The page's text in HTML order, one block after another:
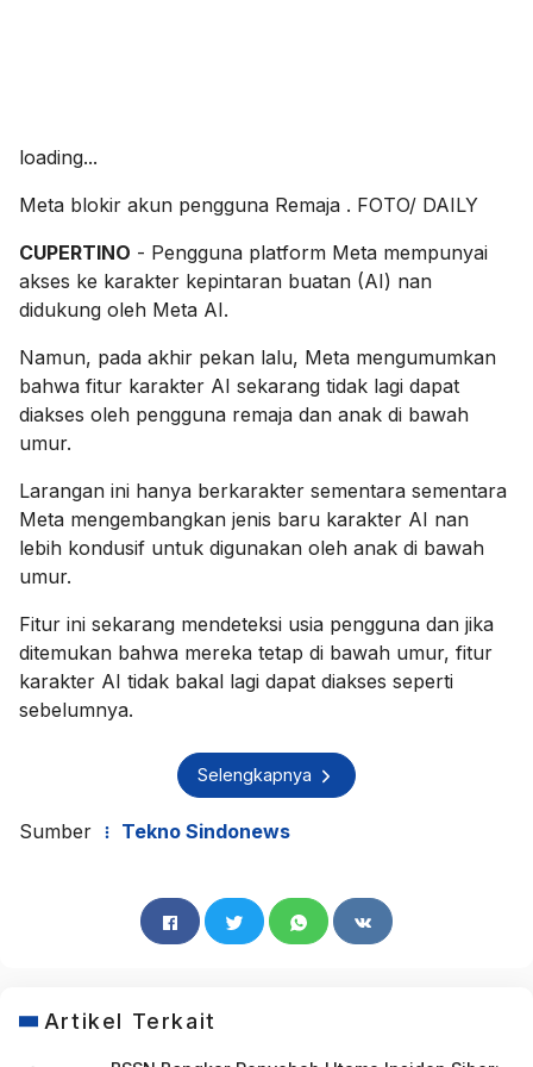
loading...
Meta blokir akun pengguna Remaja . FOTO/ DAILY
CUPERTINO - Pengguna platform Meta mempunyai
akses ke karakter kepintaran buatan (AI) nan
didukung oleh Meta AI.
Namun, pada akhir pekan lalu, Meta mengumumkan
bahwa fitur karakter AI sekarang tidak lagi dapat
diakses oleh pengguna remaja dan anak di bawah
umur.
Larangan ini hanya berkarakter sementara sementara
Meta mengembangkan jenis baru karakter AI nan
lebih kondusif untuk digunakan oleh anak di bawah
umur.
Fitur ini sekarang mendeteksi usia pengguna dan jika
ditemukan bahwa mereka tetap di bawah umur, fitur
karakter AI tidak bakal lagi dapat diakses seperti
sebelumnya.
Selengkapnya
Sumber Tekno Sindonews
Artikel Terkait